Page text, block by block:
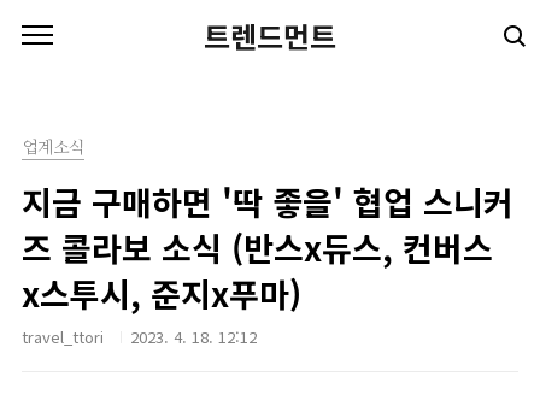
트렌드먼트
업계소식
지금 구매하면 '딱 좋을' 협업 스니커
즈 콜라보 소식 (반스x듀스, 컨버스
x스투시, 준지x푸마)
travel_ttori 2023. 4. 18. 12:12